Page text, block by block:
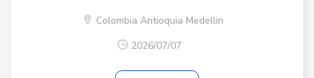
Colombia Antioquia Medellin
2026/07/07